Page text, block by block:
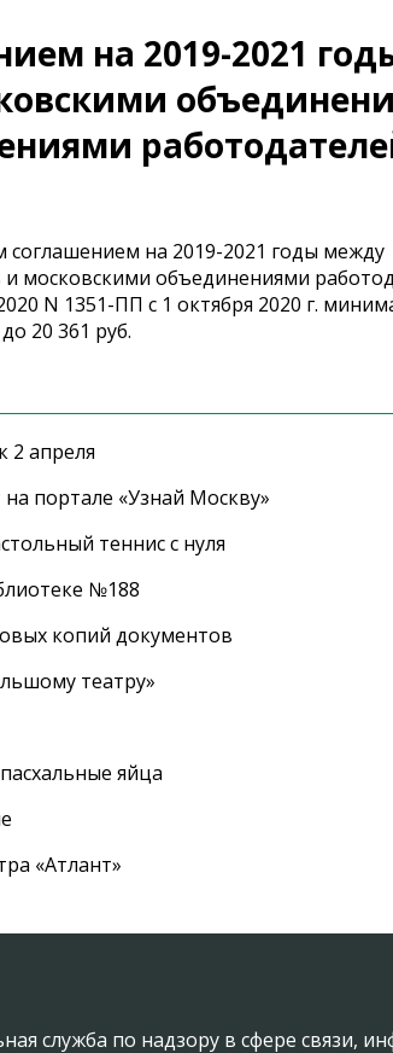
на 2019-2021
на 2019-2021 годы между
московскими объединениями
N 1351-ПП с 1 октября 2020 г.
20 361 руб.
2 апреля
портале «Узнай Москву»
теннис с нуля
№188
копий документов
театру»
яйца
«Атлант»
служба по надзору в сфере связи,